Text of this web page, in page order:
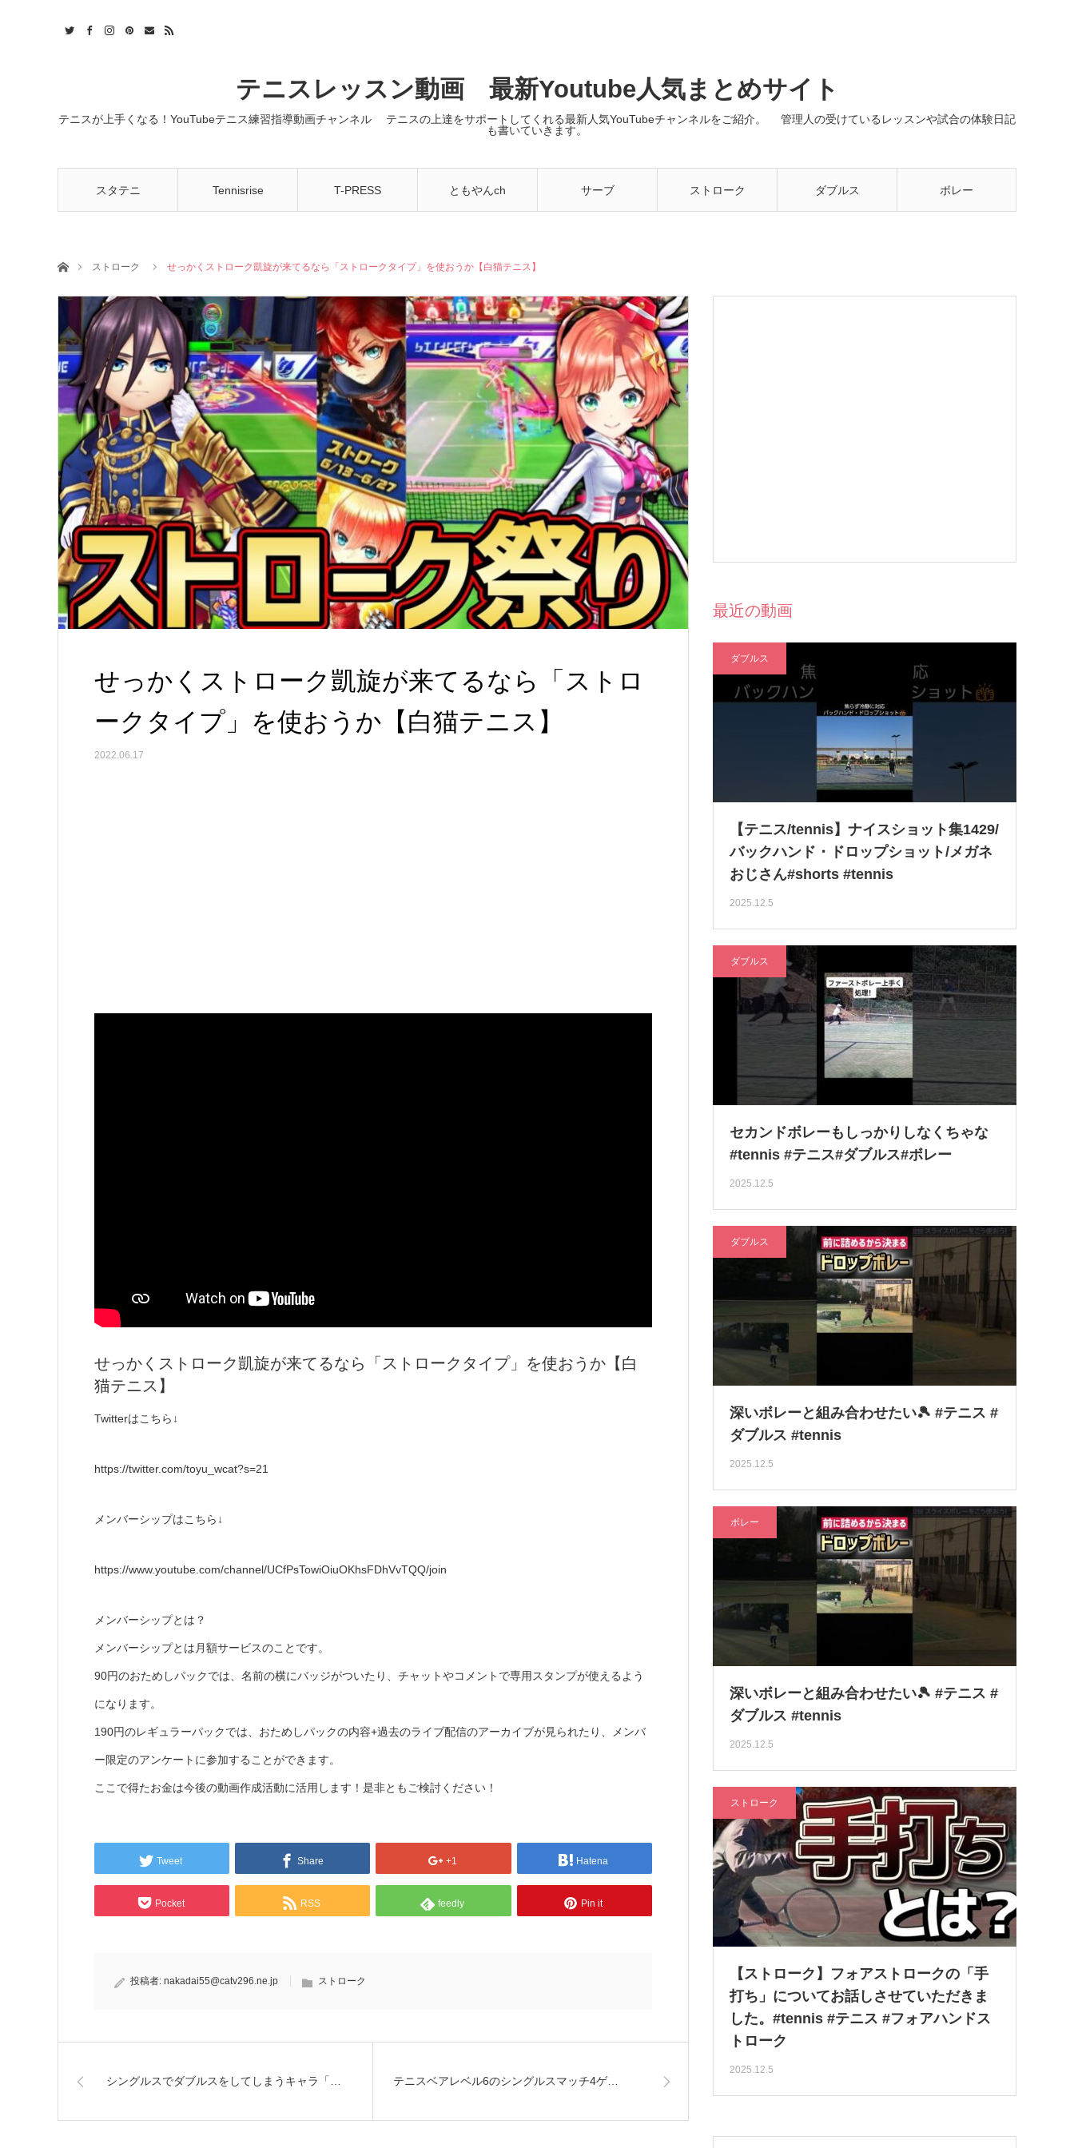
テニスレッスン動画 最新Youtube人気まとめサイト
テニスが上手くなる！YouTubeテニス練習指導動画チャンネル テニスの上達をサポートしてくれる最新人気YouTubeチャンネルをご紹介。 管理人の受けているレッスンや試合の体験日記
も書いていきます。
スタテニ Tennisrise T-PRESS ともやんch サーブ ストローク ダブルス ボレー
ホームストローク せっかくストローク凱旋が来てるなら「ストロークタイプ」を使おうか【白猫テニス】
せっかくストローク凱旋が来てるなら「ストロ
ークタイプ」を使おうか【白猫テニス】
2022.06.17
せっかくストローク凱旋が来てるなら「ストロークタイプ」を使おうか【白
猫テニス】
Twitterはこちら↓
https://twitter.com/toyu_wcat?s=21
メンバーシップはこちら↓
https://www.youtube.com/channel/UCfPsTowiOiuOKhsFDhVvTQQ/join
メンバーシップとは？
メンバーシップとは月額サービスのことです。
90円のおためしパックでは、名前の横にバッジがついたり、チャットやコメントで専用スタンプが使えるよう
になります。
190円のレギュラーパックでは、おためしパックの内容+過去のライブ配信のアーカイブが見られたり、メンバ
ー限定のアンケートに参加することができます。
ここで得たお金は今後の動画作成活動に活用します！是非ともご検討ください！
Tweet Share +1 Hatena
Pocket RSS feedly Pin it
投稿者: nakadai55@catv296.ne.jp ストローク
シングルスでダブルスをしてしまうキャラ「… テニスベアレベル6のシングルスマッチ4ゲ…
最近の動画
ダブルス
【テニス/tennis】ナイスショット集1429/
バックハンド・ドロップショット/メガネ
おじさん#shorts #tennis
2025.12.5
ダブルス
セカンドボレーもしっかりしなくちゃな
#tennis #テニス#ダブルス#ボレー
2025.12.5
ダブルス
深いボレーと組み合わせたい🎾 #テニス #
ダブルス #tennis
2025.12.5
ボレー
深いボレーと組み合わせたい🎾 #テニス #
ダブルス #tennis
2025.12.5
ストローク
【ストローク】フォアストロークの「手
打ち」についてお話しさせていただきま
した。#tennis #テニス #フォアハンドス
トローク
2025.12.5